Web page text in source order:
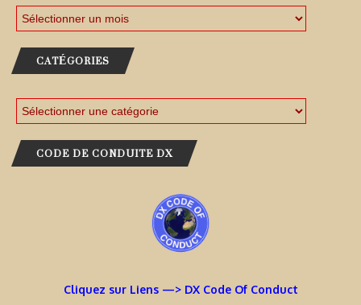
CATÉGORIES
CODE DE CONDUITE DX
Cliquez sur Liens —> DX Code Of Conduct